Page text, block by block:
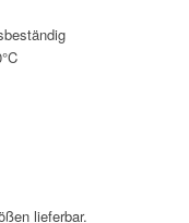
lieferbar.